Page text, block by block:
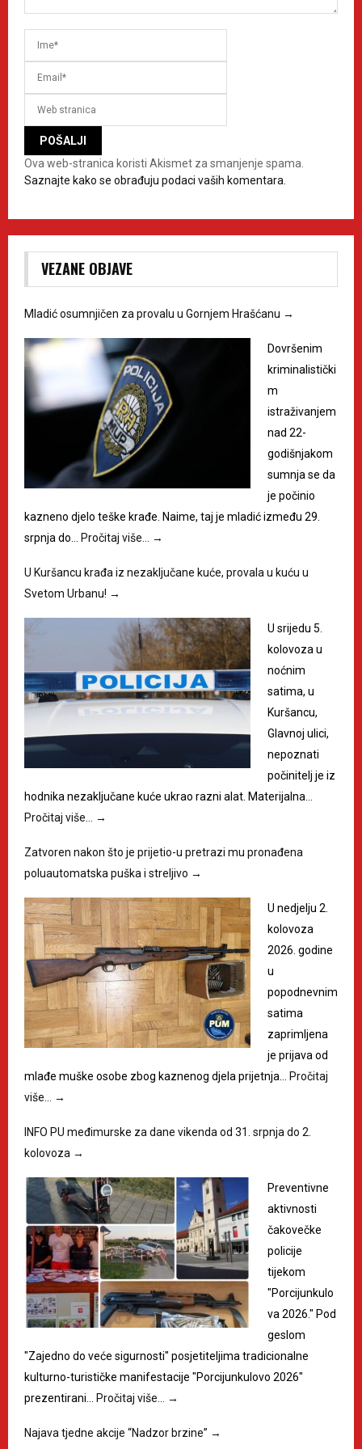
Ova web-stranica koristi Akismet za smanjenje spama.
Saznajte kako se obrađuju podaci vaših komentara.
VEZANE OBJAVE
Mladić osumnjičen za provalu u Gornjem Hrašćanu →
Dovršenim
kriminalistički
m
istraživanjem
nad 22-
godišnjakom
sumnja se da
je počinio
kazneno djelo teške krađe. Naime, taj je mladić između 29.
srpnja do…
Pročitaj više… →
U Kuršancu krađa iz nezaključane kuće, provala u kuću u
Svetom Urbanu! →
U srijedu 5.
kolovoza u
noćnim
satima, u
Kuršancu,
Glavnoj ulici,
nepoznati
počinitelj je iz
hodnika nezaključane kuće ukrao razni alat. Materijalna…
Pročitaj više…
→
Zatvoren nakon što je prijetio-u pretrazi mu pronađena
poluautomatska puška i streljivo →
U nedjelju 2.
kolovoza
2026. godine
u
popodnevnim
satima
zaprimljena
je prijava od
mlađe muške osobe zbog kaznenog djela prijetnja…
Pročitaj
više…
→
INFO PU međimurske za dane vikenda od 31. srpnja do 2.
kolovoza →
Preventivne
aktivnosti
čakovečke
policije
tijekom
"Porcijunkulo
va 2026." Pod
geslom
"Zajedno do veće sigurnosti" posjetiteljima tradicionalne
kulturno-turističke manifestacije "Porcijunkulovo 2026"
prezentirani…
Pročitaj više… →
Najava tjedne akcije “Nadzor brzine” →